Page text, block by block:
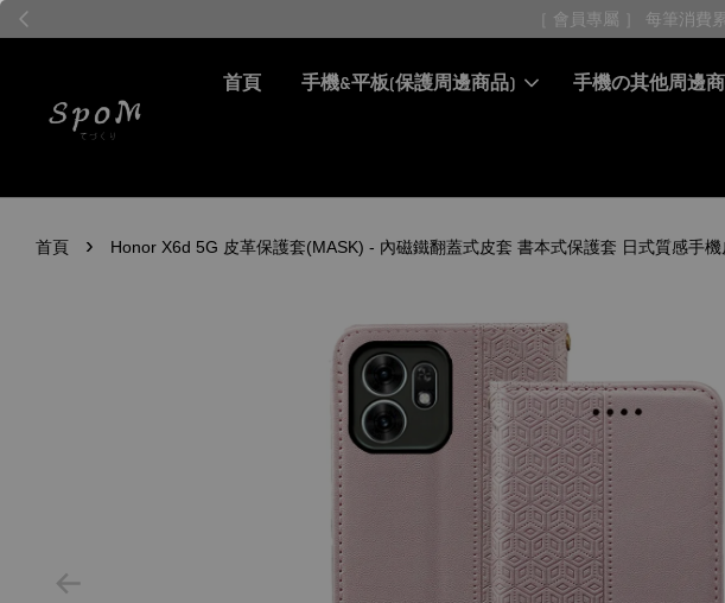
［ 會員專屬 ］ 每筆消費
首頁 手機&平板(保護周邊商品) 手機の其他周邊
首頁 › Honor X6d 5G 皮革保護套(MASK) - 內磁鐵翻蓋式皮套 書本式保護套 日式質感手機